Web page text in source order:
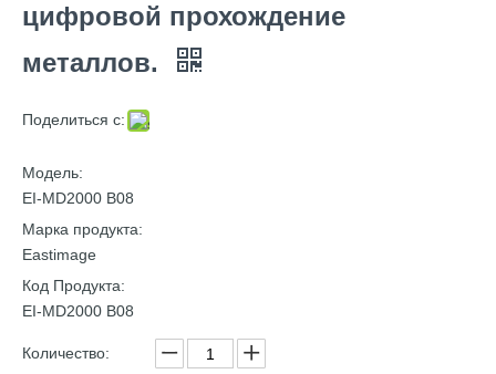
цифровой прохождение
металлов.
Поделиться с:
Модель:
EI-MD2000 B08
Марка продукта:
Eastimage
Код Продукта:
EI-MD2000 B08
Количество: